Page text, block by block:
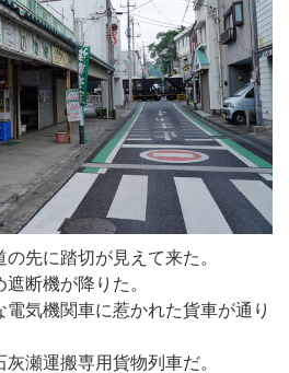
先に踏切が見えて来た。
断機が降りた。
電気機関車に惹かれた貨車が通り
瀬運搬専用貨物列車だ。